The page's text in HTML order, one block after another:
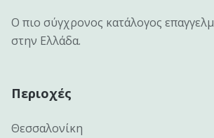
Ο πιο σύγχρονος κατάλογος
στην Ελλάδα.
Περιοχές
Θεσσαλονίκη